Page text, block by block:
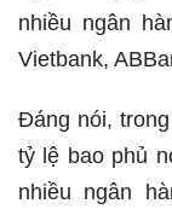
nhiều ngân
Vietbank,
Đáng nói,
tỷ lệ bao phủ
nhiều ngân